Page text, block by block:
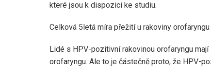
které jsou k dispozici ke studiu.
Celková 5letá míra přežití u rakoviny
Lidé s HPV-pozitivní rakovinou orofaryngu mají
orofaryngu. Ale to je částečně proto, že HPV-